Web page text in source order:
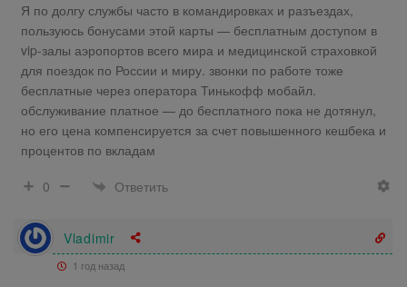
Я по долгу службы часто в командировках и разъездах,
пользуюсь бонусами этой карты — бесплатным доступом в
vip-залы аэропортов всего мира и медицинской страховкой
для поездок по России и миру. звонки по работе тоже
бесплатные через оператора Тинькофф мобайл.
обслуживание платное — до бесплатного пока не дотянул,
но его цена компенсируется за счет повышенного кешбека и
процентов по вкладам
0
Ответить
Vladimir
1 год назад